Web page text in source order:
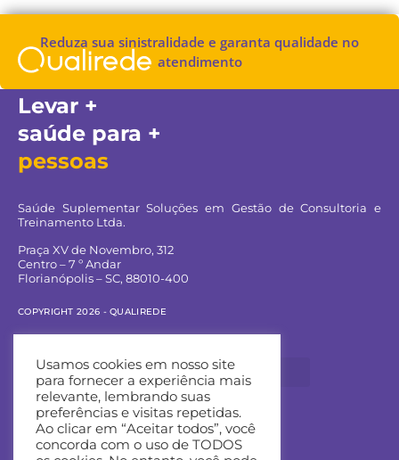
Reduza sua sinistralidade e garanta qualidade no
atendimento
Levar +
saúde para +
pessoas
Saúde Suplementar Soluções em Gestão de Consultoria e
Treinamento Ltda.
Praça XV de Novembro, 312
Centro – 7 º Andar
Florianópolis – SC, 88010-400
COPYRIGHT 2026 - QUALIREDE
Entre em contato:
Usamos cookies em nosso site
para fornecer a experiência mais
relevante, lembrando suas
preferências e visitas repetidas.
Ao clicar em “Aceitar todos”, você
concorda com o uso de TODOS